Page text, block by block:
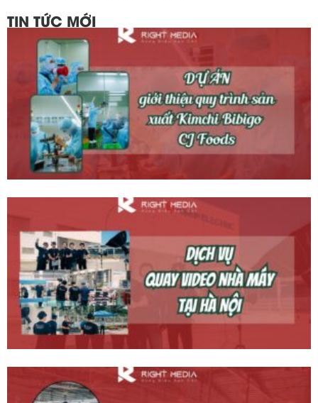
TIN TỨC MỚI